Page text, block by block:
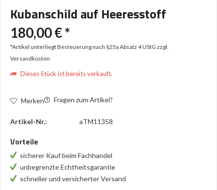
Kubanschild auf Heeresstoff
180,00 € *
*Artikel unterliegt Besteuerung nach §25a Absatz 4 UStG zzgl.
Versandkosten
Dieses Stück ist bereits verkauft.
Merken Fragen zum Artikel?
Artikel-Nr.: aTM11358
Vorteile
sicherer Kauf beim Fachhandel
unbegrenzte Echtheitsgarantie
schneller und versicherter Versand